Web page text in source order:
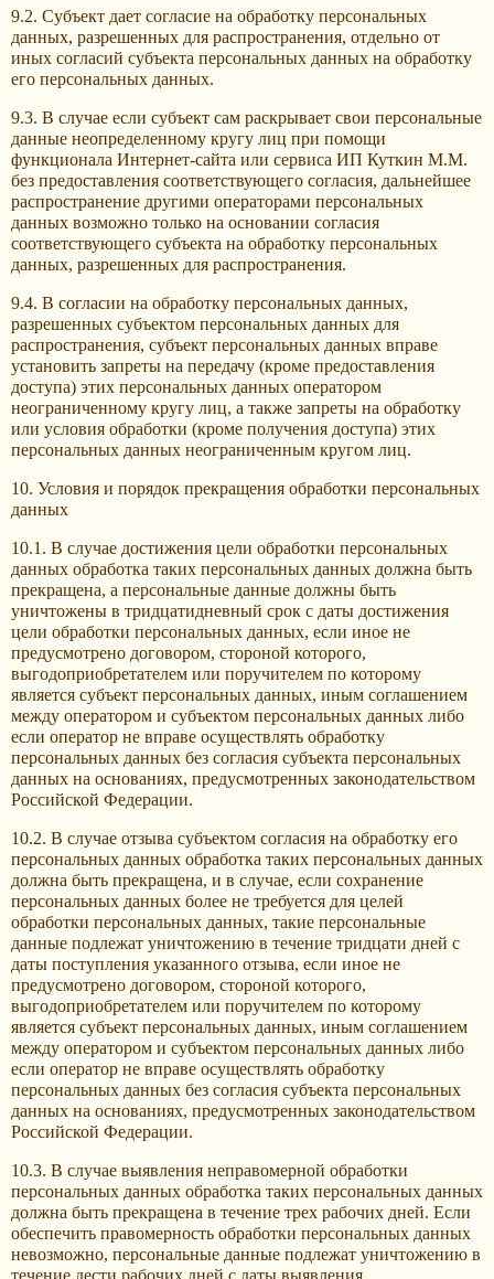
9.2. Субъект дает согласие на обработку персональных
данных, разрешенных для распространения, отдельно от
иных согласий субъекта персональных данных на обработку
его персональных данных.
9.3. В случае если субъект сам раскрывает свои персональные
данные неопределенному кругу лиц при помощи
функционала Интернет-сайта или сервиса ИП Куткин М.М.
без предоставления соответствующего согласия, дальнейшее
распространение другими операторами персональных
данных возможно только на основании согласия
соответствующего субъекта на обработку персональных
данных, разрешенных для распространения.
9.4. В согласии на обработку персональных данных,
разрешенных субъектом персональных данных для
распространения, субъект персональных данных вправе
установить запреты на передачу (кроме предоставления
доступа) этих персональных данных оператором
неограниченному кругу лиц, а также запреты на обработку
или условия обработки (кроме получения доступа) этих
персональных данных неограниченным кругом лиц.
10. Условия и порядок прекращения обработки персональных
данных
10.1. В случае достижения цели обработки персональных
данных обработка таких персональных данных должна быть
прекращена, а персональные данные должны быть
уничтожены в тридцатидневный срок с даты достижения
цели обработки персональных данных, если иное не
предусмотрено договором, стороной которого,
выгодоприобретателем или поручителем по которому
является субъект персональных данных, иным соглашением
между оператором и субъектом персональных данных либо
если оператор не вправе осуществлять обработку
персональных данных без согласия субъекта персональных
данных на основаниях, предусмотренных законодательством
Российской Федерации.
10.2. В случае отзыва субъектом согласия на обработку его
персональных данных обработка таких персональных данных
должна быть прекращена, и в случае, если сохранение
персональных данных более не требуется для целей
обработки персональных данных, такие персональные
данные подлежат уничтожению в течение тридцати дней с
даты поступления указанного отзыва, если иное не
предусмотрено договором, стороной которого,
выгодоприобретателем или поручителем по которому
является субъект персональных данных, иным соглашением
между оператором и субъектом персональных данных либо
если оператор не вправе осуществлять обработку
персональных данных без согласия субъекта персональных
данных на основаниях, предусмотренных законодательством
Российской Федерации.
10.3. В случае выявления неправомерной обработки
персональных данных обработка таких персональных данных
должна быть прекращена в течение трех рабочих дней. Если
обеспечить правомерность обработки персональных данных
невозможно, персональные данные подлежат уничтожению в